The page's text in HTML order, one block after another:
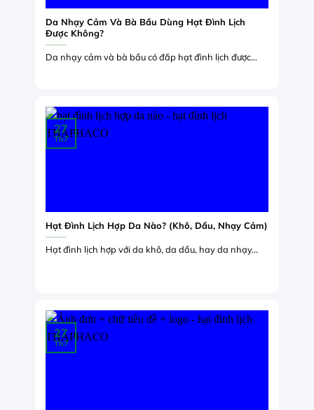
Da Nhạy Cảm Và Bà Bầu Dùng Hạt Đình Lịch
Được Không?
Da nhạy cảm và bà bầu có đắp hạt đình lịch được...
Hạt Đình Lịch Hợp Da Nào? (Khô, Dầu, Nhạy Cảm)
Hạt đình lịch hợp với da khô, da dầu, hay da nhạy...
27
Th7
27
Th7